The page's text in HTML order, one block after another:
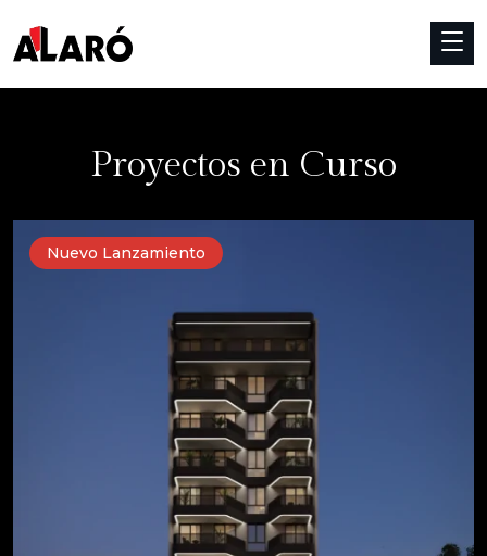
Proyectos en Curso
Nuevo Lanzamiento